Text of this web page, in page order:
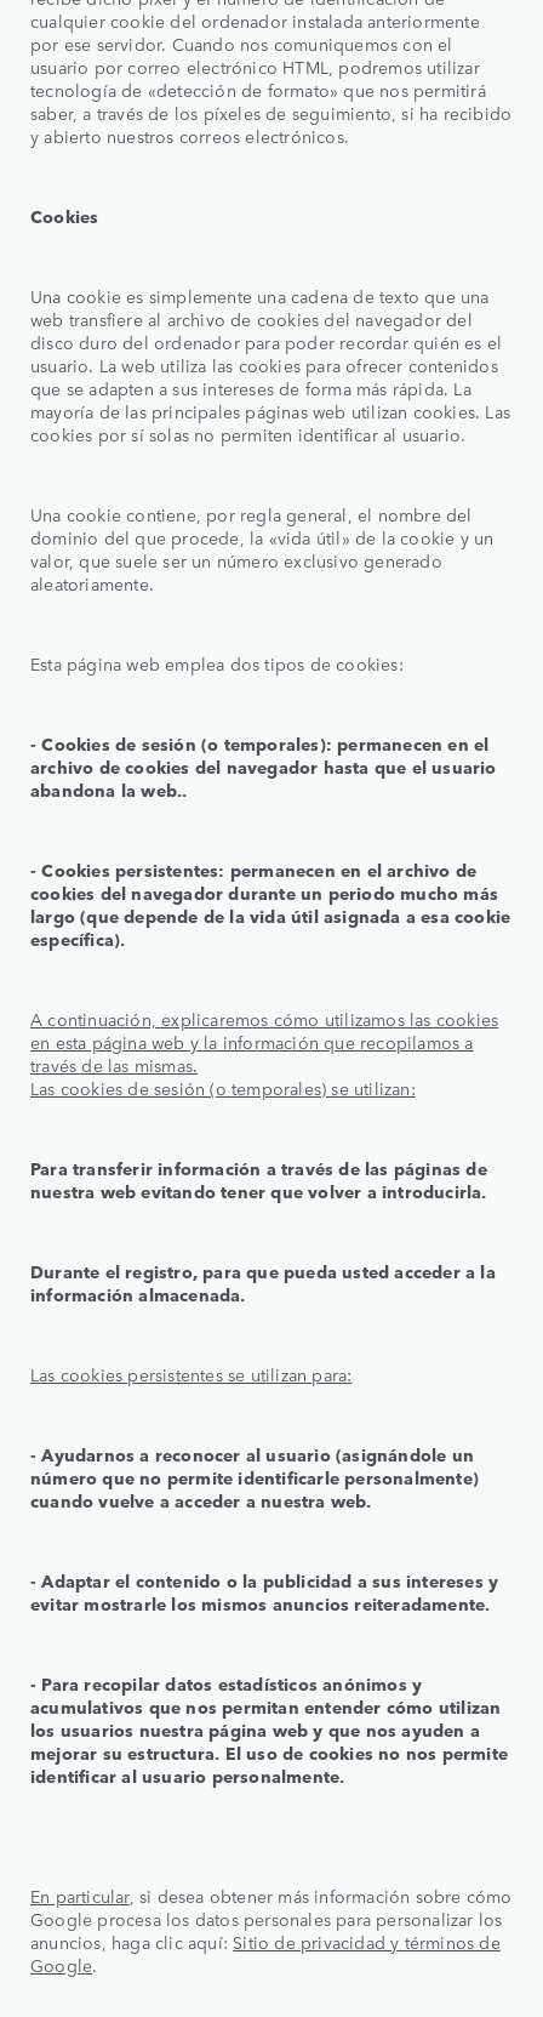
cualquier cookie del ordenador instalada anteriormente
por ese servidor. Cuando nos comuniquemos con el
usuario por correo electrónico HTML, podremos utilizar
tecnología de «detección de formato» que nos permitirá
saber, a través de los píxeles de seguimiento, si ha recibido
y abierto nuestros correos electrónicos.
Cookies
Una cookie es simplemente una cadena de texto que una
web transfiere al archivo de cookies del navegador del
disco duro del ordenador para poder recordar quién es el
usuario. La web utiliza las cookies para ofrecer contenidos
que se adapten a sus intereses de forma más rápida. La
mayoría de las principales páginas web utilizan cookies. Las
cookies por sí solas no permiten identificar al usuario.
Una cookie contiene, por regla general, el nombre del
dominio del que procede, la «vida útil» de la cookie y un
valor, que suele ser un número exclusivo generado
aleatoriamente.
Esta página web emplea dos tipos de cookies:
‑ Cookies de sesión (o temporales): permanecen en el
archivo de cookies del navegador hasta que el usuario
abandona la web..
‑ Cookies persistentes: permanecen en el archivo de
cookies del navegador durante un periodo mucho más
largo (que depende de la vida útil asignada a esa cookie
específica).
A continuación, explicaremos cómo utilizamos las cookies
en esta página web y la información que recopilamos a
través de las mismas.
Las cookies de sesión (o temporales) se utilizan:
Para transferir información a través de las páginas de
nuestra web evitando tener que volver a introducirla.
Durante el registro, para que pueda usted acceder a la
información almacenada.
Las cookies persistentes se utilizan para:
‑ Ayudarnos a reconocer al usuario (asignándole un
número que no permite identificarle personalmente)
cuando vuelve a acceder a nuestra web.
‑ Adaptar el contenido o la publicidad a sus intereses y
evitar mostrarle los mismos anuncios reiteradamente.
‑ Para recopilar datos estadísticos anónimos y
acumulativos que nos permitan entender cómo utilizan
los usuarios nuestra página web y que nos ayuden a
mejorar su estructura. El uso de cookies no nos permite
identificar al usuario personalmente.
En particular, si desea obtener más información sobre cómo
Google procesa los datos personales para personalizar los
anuncios, haga clic aquí: Sitio de privacidad y términos de
Google.